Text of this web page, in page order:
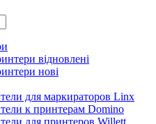
відновлені
нові
для маркираторов Linx
к принтерам Domino
для принтеров Willett